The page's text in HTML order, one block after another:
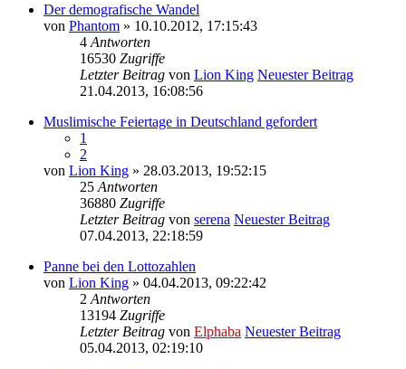
Der demografische Wandel
von Phantom » 10.10.2012, 17:15:43
4 Antworten
16530 Zugriffe
Letzter Beitrag von Lion King Neuester Beitrag
21.04.2013, 16:08:56
Muslimische Feiertage in Deutschland gefordert
1
2
von Lion King » 28.03.2013, 19:52:15
25 Antworten
36880 Zugriffe
Letzter Beitrag von serena Neuester Beitrag
07.04.2013, 22:18:59
Panne bei den Lottozahlen
von Lion King » 04.04.2013, 09:22:42
2 Antworten
13194 Zugriffe
Letzter Beitrag von Elphaba Neuester Beitrag
05.04.2013, 02:19:10